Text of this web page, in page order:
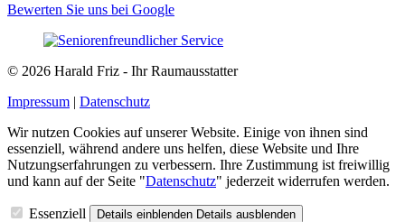
Bewerten Sie uns bei Google
© 2026 Harald Friz - Ihr Raumausstatter
Impressum | Datenschutz
Wir nutzen Cookies auf unserer Website. Einige von ihnen sind
essenziell, während andere uns helfen, diese Website und Ihre
Nutzungserfahrungen zu verbessern. Ihre Zustimmung ist freiwillig
und kann auf der Seite "Datenschutz" jederzeit widerrufen werden.
Essenziell Details einblenden Details ausblenden